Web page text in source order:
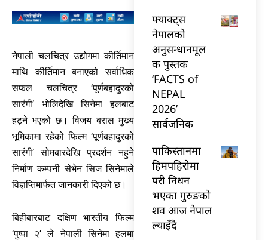
नेपाली चलचित्र उद्योगमा कीर्तिमान
माथि कीर्तिमान बनाएको सर्वाधिक
सफल चलचित्र ‘पूर्णबहादुरको
सारंगी’ भोलिदेखि सिनेमा हलबाट
हट्ने भएको छ। विजय बराल मुख्य
भूमिकामा रहेको फिल्म ‘पूर्णबहादुरको
सारंगी’ सोमबारदेखि प्रदर्शन नहुने
निर्माण कम्पनी सेभेन सिज सिनेमाले
विज्ञप्तिमार्फत जानकारी दिएको छ।
बिहीबारबाट दक्षिण भारतीय फिल्म
‘पुष्पा २’ ले नेपाली सिनेमा हलमा
फ्याक्ट्स
नेपालको
अनुसन्धानमूल
क पुस्तक
‘FACTS of
NEPAL
2026’
सार्वजनिक
पाकिस्तानमा
हिमपहिरोमा
परी निधन
भएका गुरुङको
शव आज नेपाल
ल्याइँदै